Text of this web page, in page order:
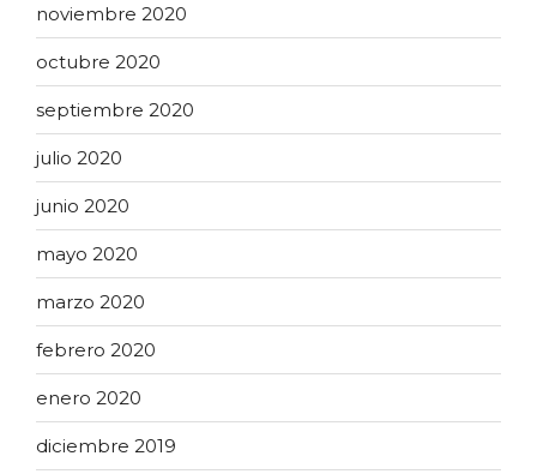
noviembre 2020
octubre 2020
septiembre 2020
julio 2020
junio 2020
mayo 2020
marzo 2020
febrero 2020
enero 2020
diciembre 2019